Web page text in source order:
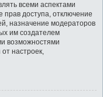
всеми аспектами
доступа, отключение
назначение модераторов
им создателем
возможностями
настроек,